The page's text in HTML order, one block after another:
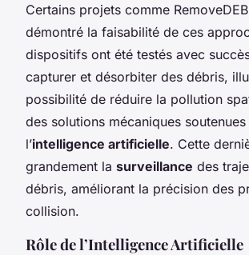
Certains projets comme
démontré la faisabilité de ces
dispositifs ont été testés avec
capturer et désorbiter des débris,
possibilité de réduire la pollution
des solutions mécaniques
l’intelligence artificielle. Cette
grandement la surveillance des
débris, améliorant la précision des
collision.
Rôle de l’Intelligence Artificielle